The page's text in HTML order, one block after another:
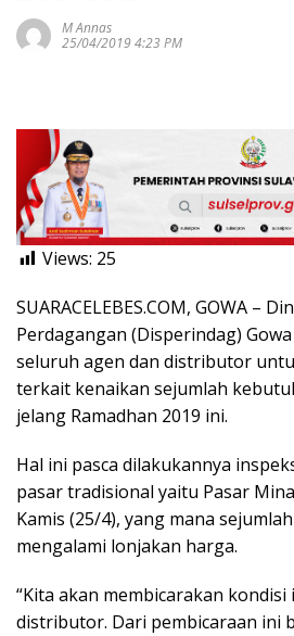
M Annas
25/04/2019 4:23 PM
Views: 25
SUARACELEBES.COM, GOWA –
Perdagangan (Disperindag)
seluruh agen dan distributor
terkait kenaikan sejumlah
jelang Ramadhan 2019 ini.
Hal ini pasca dilakukannya
pasar tradisional yaitu Pasar
Kamis (25/4), yang mana
mengalami lonjakan harga.
“Kita akan membicarakan
distributor. Dari pembicaraan ini